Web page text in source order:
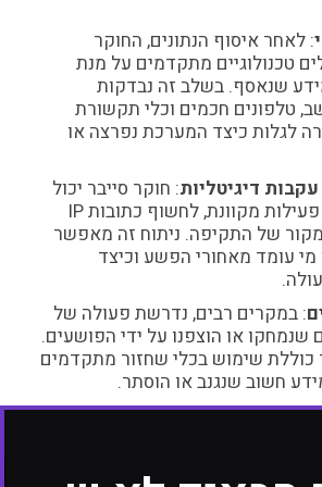
: לאחר איסוף הנתונים, החוקר
טכנולוגיים מתקדמים על מנת
שנאסף. בשלב זה נבדקות
טלפונים חכמים וכלי תקשורת
לגלות כיצד המערכת נפרצה או
דיגיטליות: חוקר סייבר יכול
לעקוב אחרי פעילות מקוונת, לחשוף כתובות IP
של התקיפה. ניתוח זה מאפשר
מי עומד מאחורי הפשע וכיצד
: במקרים רבים, נדרשת פעולה של
שנמחקו או הוצפנו על ידי הפושעים.
כוללת שימוש בכלי שחזור מתקדמים
חשוב שנגנב או הוסתר.
: חוקר סייבר עשוי לעקוב אחרי